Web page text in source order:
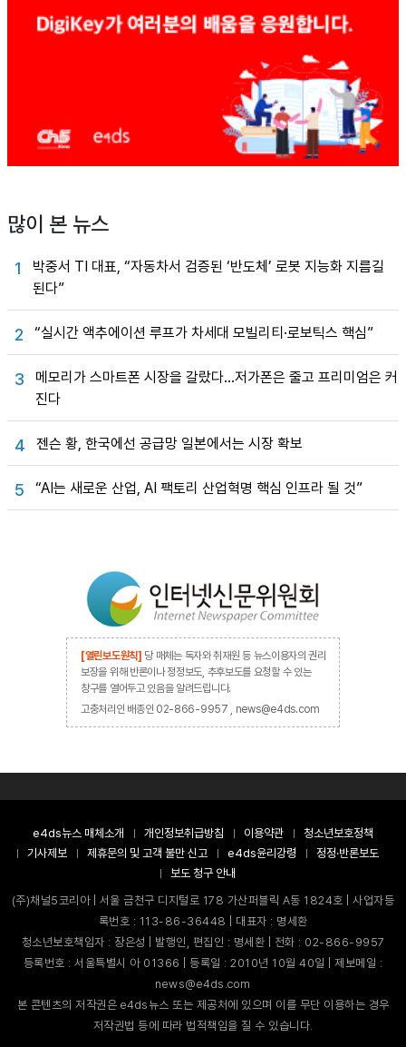
많이 본 뉴스
1
박중서 TI 대표, “자동차서 검증된 ‘반도체’ 로봇 지능화 지름길
된다”
2 “실시간 액추에이션 루프가 차세대 모빌리티·로보틱스 핵심”
3
메모리가 스마트폰 시장을 갈랐다…저가폰은 줄고 프리미엄은 커
진다
4 젠슨 황, 한국에선 공급망 일본에서는 시장 확보
5 “AI는 새로운 산업, AI 팩토리 산업혁명 핵심 인프라 될 것”
[열린보도원칙] 당 매체는 독자와 취재원 등 뉴스이용자의 권리
보장을 위해 반론이나 정정보도, 추후보도를 요청할 수 있는
창구를 열어두고 있음을 알려드립니다.
고충처리인 배종인 02-866-9957 , news@e4ds.com
e4ds뉴스 매체소개 개인정보취급방침 이용약관
청소년보호정책
기사제보
제휴문의 및 고객 불만 신고 e4ds윤리강령
정정·반론보도
보도 청구 안내
(주)채널5코리아 | 서울 금천구 디지털로 178 가산퍼블릭 A동 1824호 | 사업자등
록번호 : 113-86-36448 | 대표자 : 명세환
청소년보호책임자 : 장은성 | 발행인, 편집인 : 명세환 | 전화 : 02-866-9957
등록번호 : 서울특별시 아 01366 | 등록일 : 2010년 10월 40일 | 제보메일 :
news@e4ds.com
본 콘텐츠의 저작권은 e4ds뉴스 또는 제공처에 있으며 이를 무단 이용하는 경우
저작권법 등에 따라 법적책임을 질 수 있습니다.